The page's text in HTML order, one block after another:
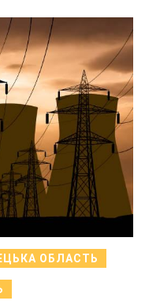
ОБЛАСТЬ